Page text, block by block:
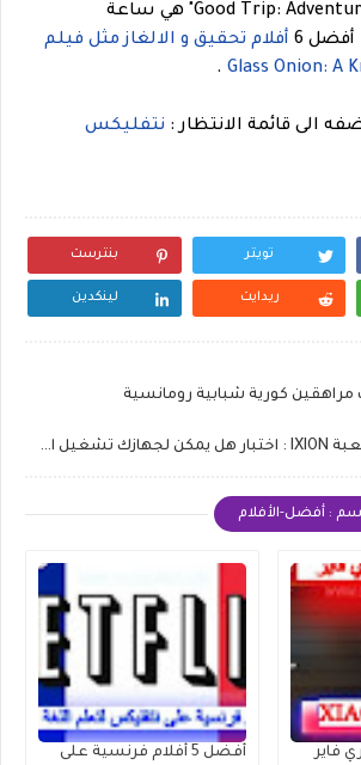
Good Trip: Adventures in Psychedelics" هي ساعة
6
أفلام تحقيق و الالغاز مثل فيلم
Glass Onion: A
.
الى قائمة الانتظار : نتفليكس
تويتر بنترست
ريدايت لينكدين
متطلبات تشغيل لعبة IXION : اختبار هل يمكن لجهازك تشغيل اللعبة ؟
: أفضل-الأفلام
فاير أفضل 5 أفلام فرنسية على